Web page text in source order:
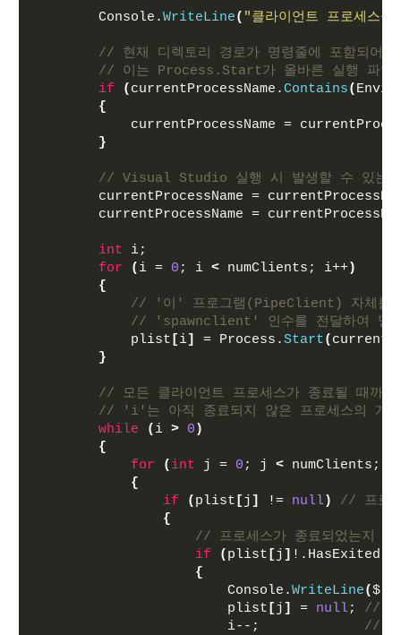
        Console.
WriteLine( "클라이언트 프로세스
// 현재 디렉토리 경로가 명령줄에 포함되어
// 이는 Process.Start가 올바른 실행 파일
if
( currentProcessName.Contains(
{
currentProcessName =
}
// Visual Studio 실행 시 발생할 수 있는 추
currentProcessName =
currentProcessName =
int i;
for
( i = 0 ; i < numClients; i++)
{
// '이' 프로그램(PipeClient) 자체를
// 'spawnclient' 인수를 전달하여 명명
            plist
[i] = Process.Start(
}
// 모든 클라이언트 프로세스가 종료될 때까지
// 'i'는 아직 종료되지 않은 프로세스의 개수
while
( i > 0 )
{
for
( int j = 0 ; j < numClients;
{
if
( plist [j ] != null)
// 프로
{
// 프로세스가 종료되었는지 확
if
( plist [j ] !.HasExited
{
                        Console.
WriteLine($
                        plist
[j ] = null; // 종
                        i--;
// 종